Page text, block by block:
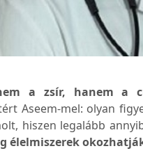
a zsír, hanem a
Aseem-mel: olyan
hiszen legalább
élelmiszerek